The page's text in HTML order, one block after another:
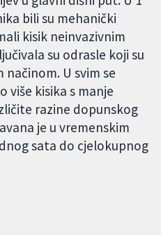
bili su mehanički
kisik neinvazivnim
su odrasle koji su
U svim se
više kisika s manje
razine dopunskog
je u vremenskim
sata do cjelokupnog